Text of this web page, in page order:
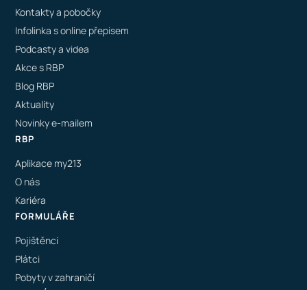
Kontakty a pobočky
Infolinka s online přepisem
Podcasty a videa
Akce s RBP
Blog RBP
Aktuality
Novinky e-mailem
RBP
Aplikace my213
O nás
Kariéra
FORMULÁŘE
Pojištěnci
Plátci
Pobyty v zahraničí